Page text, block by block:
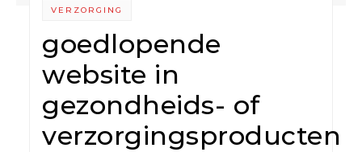
VERZORGING
goedlopende
website in
gezondheids- of
verzorgingsproducten